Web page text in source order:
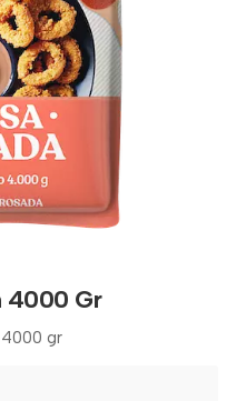
4000 Gr
4000 gr